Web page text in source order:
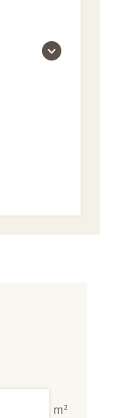
m²